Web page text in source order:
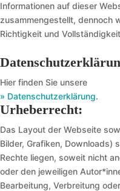
Informationen auf dieser
zusammengestellt, dennoch
Richtigkeit und
Hier finden Sie unsere
» Datenschutzerklärung.
Urheberrecht:
Das Layout der Webseite
Bilder, Grafiken, Downloads)
Rechte liegen, soweit nicht
oder den jeweiligen
Bearbeitung, Verbreitung